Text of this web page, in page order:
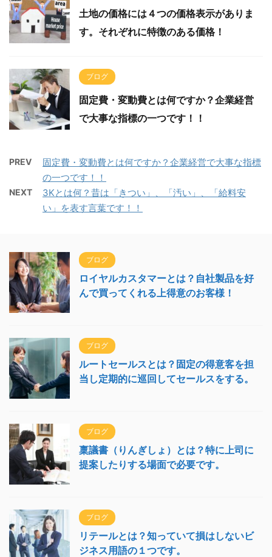
土地の価格には４つの価格表示がありま
す。それぞれに特徴のある価格！
ブログ
固定費・変動費とは何ですか？企業経営
で大事な指標の一つです！！
PREV
固定費・変動費とは何ですか？企業経営で大事な指標
の一つです！！
NEXT
3Kとは何？昔は「きつい」、「汚い」、「給料安
い」を表す言葉です！！
ブログ
ロイヤルカスタマーとは？自社製品を好
んで買ってくれる上得意のお客様！
ブログ
ルートセールスとは？固定の得意客を担
当し定期的に巡回してセールスをする。
ブログ
稟議書（りんぎしょ）とは？特に上司に
提案したりする場面で必要です。
ブログ
リテールとは？知っていて損はしないビ
ジネス用語の１つです。